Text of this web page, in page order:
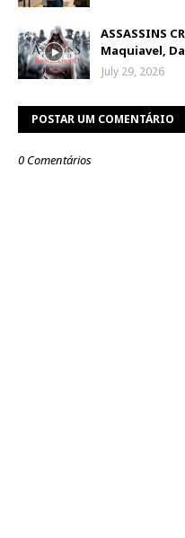
ASSASSINS
Maquiavel,
July 29, 2026
POSTAR UM COMENTÁRIO
0 Comentários